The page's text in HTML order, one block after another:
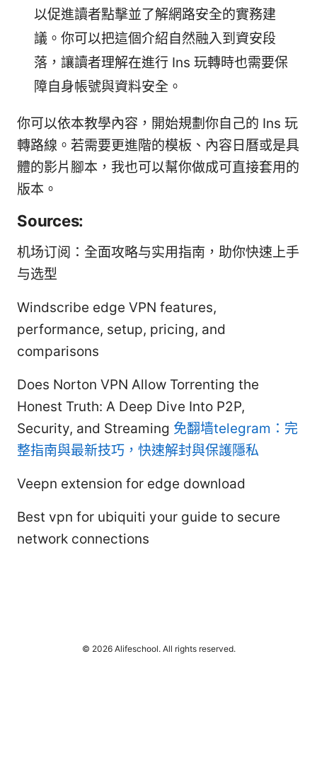
以促進讀者點擊並了解網路安全的實務建
議。你可以把這個介紹自然融入到資安段
落，讓讀者理解在進行 Ins 玩轉時也需要保
障自身帳號與資料安全。
你可以依本教學內容，開始規劃你自己的 Ins 玩
轉路線。若需要更進階的模板、內容日曆或是具
體的影片腳本，我也可以幫你做成可直接套用的
版本。
Sources:
机场订阅：全面攻略与实用指南，助你快速上手
与选型
Windscribe edge VPN features,
performance, setup, pricing, and
comparisons
Does Norton VPN Allow Torrenting the
Honest Truth: A Deep Dive Into P2P,
Security, and Streaming 免翻墙telegram：完
整指南與最新技巧，快速解封與保護隱私
Veepn extension for edge download
Best vpn for ubiquiti your guide to secure
network connections
© 2026 Alifeschool. All rights reserved.